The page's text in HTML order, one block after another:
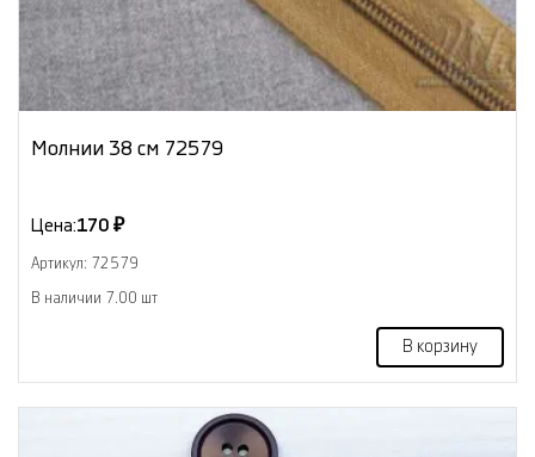
Молнии 38 см 72579
Цена:170 ₽
Артикул: 72579
В наличии 7.00 шт
В корзину